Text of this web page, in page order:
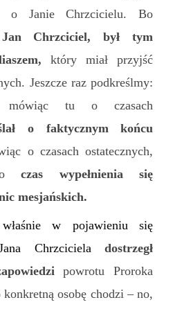
o Janie Chrzcicielu. Bo
Jan Chrzciciel, był tym
który miał przyjść
Jeszcze raz podkreślmy:
mówiąc tu o czasach
o faktycznym końcu
o czasach ostatecznych,
czas wypełnienia się
mesjańskich.
w pojawieniu się
Chrzcicieladostrzegł
powrotu Proroka
osobę chodzi – no,